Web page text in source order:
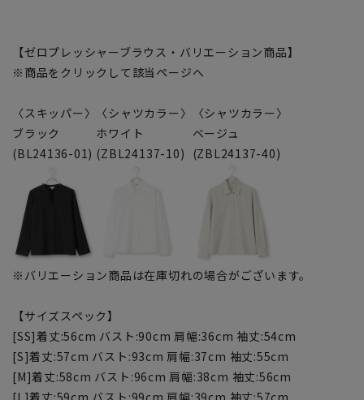
【ゼロプレッシャーブラウス・バリエーション商品】
※商品をクリックして該当ページへ
〈スキッパー〉
ブラック
(BL24136-01)
〈シャツカラー〉
ホワイト
(ZBL24137-10)
〈シャツカラー〉
ベージュ
(ZBL24137-40)
※バリエーション商品は在庫切れの場合がございます。
【サイズスペック】
[SS]着丈:56cm バスト:90cm 肩幅:36cm 袖丈:54cm
[S]着丈:57cm バスト:93cm 肩幅:37cm 袖丈:55cm
[M]着丈:58cm バスト:96cm 肩幅:38cm 袖丈:56cm
[L]着丈:59cm バスト:99cm 肩幅:39cm 袖丈:57cm